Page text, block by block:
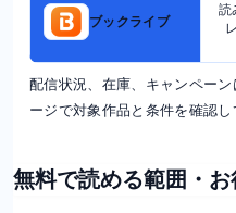
ブックライブ
読
配信状況、在庫、キャンペー
ージで対象作品と条件を確認し
無料で読める範囲・お